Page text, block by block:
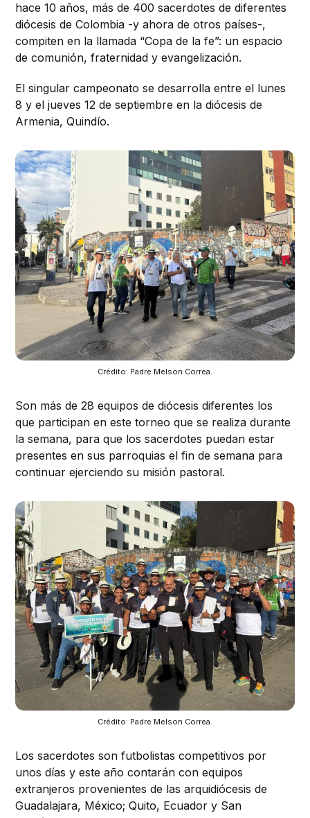
hace 10 años, más de 400 sacerdotes de diferentes
diócesis de Colombia -y ahora de otros países-,
compiten en la llamada “Copa de la fe”: un espacio
de comunión, fraternidad y evangelización.
El singular campeonato se desarrolla entre el lunes
8 y el jueves 12 de septiembre en la diócesis de
Armenia, Quindío.
Crédito: Padre Melson Correa.
Son más de 28 equipos de diócesis diferentes los
que participan en este torneo que se realiza durante
la semana, para que los sacerdotes puedan estar
presentes en sus parroquias el fin de semana para
continuar ejerciendo su misión pastoral.
Crédito: Padre Melson Correa.
Los sacerdotes son futbolistas competitivos por
unos días y este año contarán con equipos
extranjeros provenientes de las arquidiócesis de
Guadalajara, México; Quito, Ecuador y San